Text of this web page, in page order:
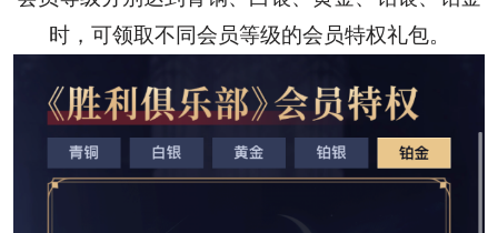
时，可领取不同会员等级的会员特权礼包。